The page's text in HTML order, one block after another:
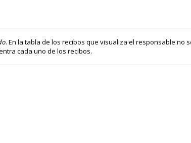
. En la tabla de los recibos que visualiza el responsable
cada uno de los recibos.